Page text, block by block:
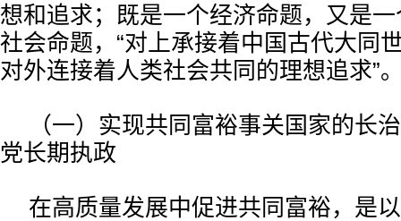
想和追求；既是一个经济命题，又是
社会命题，“对上承接着中国古代大同
对外连接着人类社会共同的理想追求”
（一）实现共同富裕事关国家的长
党长期执政
在高质量发展中促进共同富裕，是